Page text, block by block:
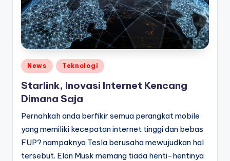
Posted
in
News Teknologi
Starlink, Inovasi Internet Kencang
Dimana Saja
Pernahkah anda berfikir semua perangkat mobile
yang memiliki kecepatan internet tinggi dan bebas
FUP? nampaknya Tesla berusaha mewujudkan hal
tersebut. Elon Musk memang tiada henti-hentinya